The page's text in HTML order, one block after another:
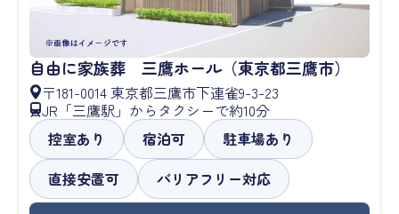
自由に家族葬 三鷹ホール（東京都三鷹市）
〒181-0014 東京都三鷹市下連雀9-3-23
JR「三鷹駅」からタクシーで約10分
控室あり
宿泊可
駐車場あり
直接安置可
バリアフリー対応